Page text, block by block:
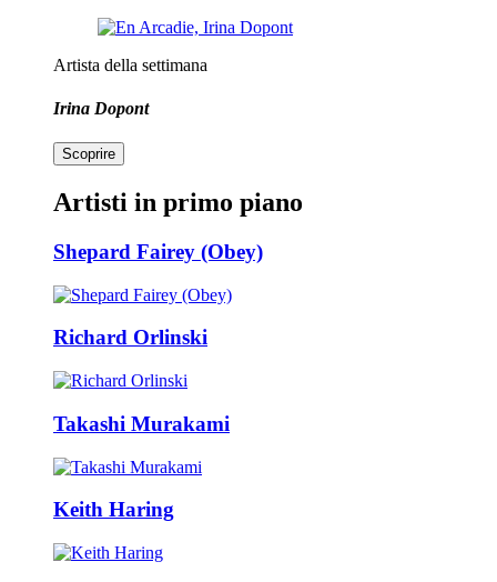
Artista della settimana
Irina Dopont
Scoprire
Artisti in primo piano
Shepard Fairey (Obey)
Richard Orlinski
Takashi Murakami
Keith Haring